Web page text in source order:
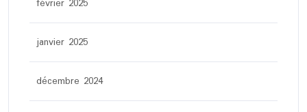
février 2025
janvier 2025
décembre 2024